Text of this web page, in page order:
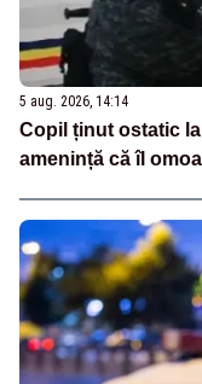
5 aug. 2026, 14:14
Copil ținut ostatic
amenință că îl